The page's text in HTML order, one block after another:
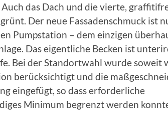
das Dach und die vierte,
Der neue Fassadenschmuck ist
Pumpstation – dem einzigen
Das eigentliche Becken ist
Bei der Standortwahl wurde soweit
berücksichtigt und die
eingefügt, so dass erforderliche
Minimum begrenzt werden